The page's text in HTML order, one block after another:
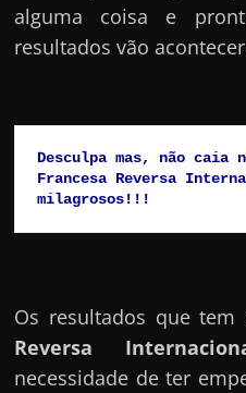
alguma coisa e
resultados vão
Desculpa mas, não caia
Francesa Reversa
milagrosos!!!
Os resultados que
Reversa
necessidade de ter